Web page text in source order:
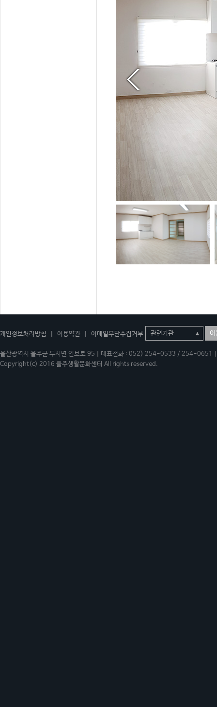
개인정보처리방침 이용약관 이메일무단수집거부 이
울산광역시 울주군 두서면 인보로 95 | 대표전화 : 052) 254-0533 / 254-
Copyright(c) 2016 울주생활문화센터 All rights reserved.